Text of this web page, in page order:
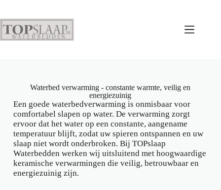
Waterbed verwarming - constante warmte, veilig en
energiezuinig
Een goede waterbedverwarming is onmisbaar voor
comfortabel slapen op water. De verwarming zorgt
ervoor dat het water op een constante, aangename
temperatuur blijft, zodat uw spieren ontspannen en uw
slaap niet wordt onderbroken. Bij TOPslaap
Waterbedden werken wij uitsluitend met hoogwaardige
keramische verwarmingen die veilig, betrouwbaar en
energiezuinig zijn.